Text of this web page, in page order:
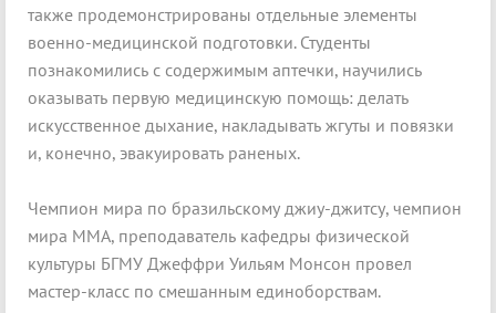
также продемонстрированы отдельные элементы
военно-медицинской подготовки. Студенты
познакомились с содержимым аптечки, научились
оказывать первую медицинскую помощь: делать
искусственное дыхание, накладывать жгуты и повязки
и, конечно, эвакуировать раненых.
Чемпион мира по бразильскому джиу-джитсу, чемпион
мира ММА, преподаватель кафедры физической
культуры БГМУ Джеффри Уильям Монсон провел
мастер-класс по смешанным единоборствам.